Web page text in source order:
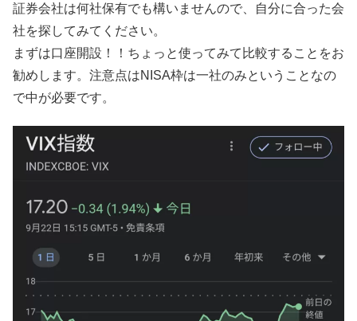
証券会社は何社保有でも構いませんので、自分に合った会
社を探してみてください。
まずは口座開設！！ちょっと使ってみて比較することをお
勧めします。注意点はNISA枠は一社のみということなの
で中が必要です。